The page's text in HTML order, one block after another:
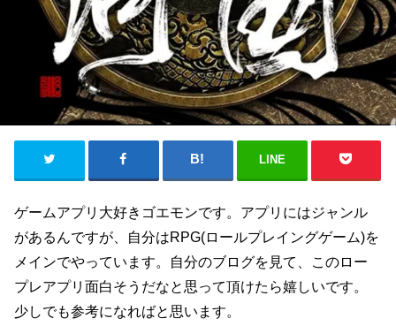
LINE
ゲームアプリ大好きゴエモンです。アプリにはジャンル
があるんですが、自分はRPG(ロールプレイングゲーム)を
メインでやっています。自分のブログを見て、このロー
プレアプリ面白そうだなと思って頂けたら嬉しいです。
少しでも参考になればと思います。